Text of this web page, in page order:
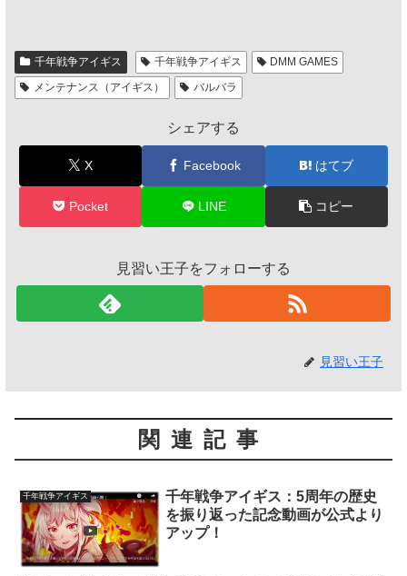
千年戦争アイギス 千年戦争アイギス
DMM GAMES
メンテナンス（アイギス）
バルバラ
シェアする
X Facebook はてブ
Pocket LINE コピー
見習い王子をフォローする
見習い王子
関連記事
千年戦争アイギス
千年戦争アイギス：5周年の歴史
を振り返った記念動画が公式より
アップ！